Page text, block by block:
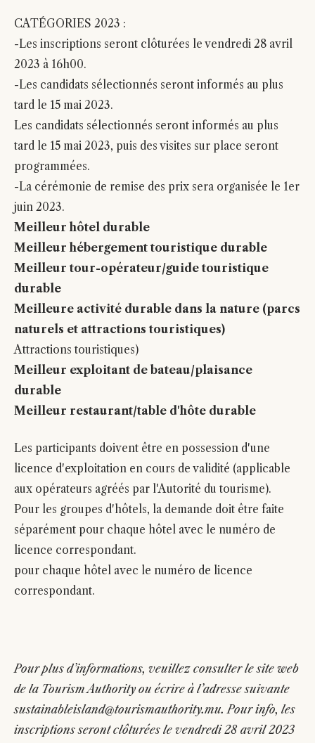
CATÉGORIES 2023 :
-Les inscriptions seront clôturées le vendredi 28 avril
2023 à 16h00.
-Les candidats sélectionnés seront informés au plus
tard le 15 mai 2023.
Les candidats sélectionnés seront informés au plus
tard le 15 mai 2023, puis des visites sur place seront
programmées.
-La cérémonie de remise des prix sera organisée le 1er
juin 2023.
Meilleur hôtel durable
Meilleur hébergement touristique durable
Meilleur tour-opérateur/guide touristique
durable
Meilleure activité durable dans la nature (parcs
naturels et attractions touristiques)
Attractions touristiques)
Meilleur exploitant de bateau/plaisance
durable
Meilleur restaurant/table d'hôte durable
Les participants doivent être en possession d'une
licence d'exploitation en cours de validité (applicable
aux opérateurs agréés par l'Autorité du tourisme).
Pour les groupes d'hôtels, la demande doit être faite
séparément pour chaque hôtel avec le numéro de
licence correspondant.
pour chaque hôtel avec le numéro de licence
correspondant.
Pour plus d’informations, veuillez consulter le site web
de la Tourism Authority ou écrire à l’adresse suivante
sustainableisland@tourismauthority.mu. Pour info, les
inscriptions seront clôturées le vendredi 28 avril 2023